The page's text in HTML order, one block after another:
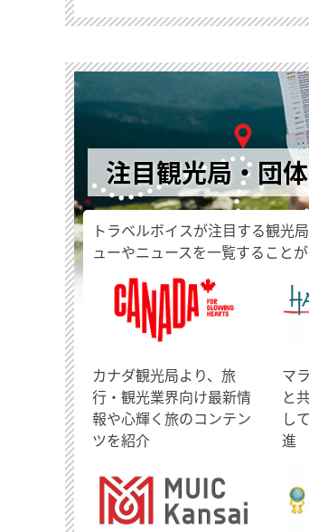
注目観光局・団
トラベルボイスが注目する観光
ューやニュースを一覧することが
​カナダ観光局より、旅
行・観光業界向け最新情
報や心輝く旅のコンテン
ツを紹介
マ
と
し
進